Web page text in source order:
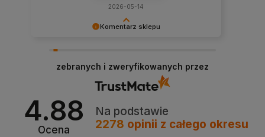
Komentarz sklepu
jakość naszych usług. Mamy nadzieję, że już
teraz sprostaliśmy Twoim wymaganiom i wrócisz
do nas ponownie.
2026-05-14
zebranych i zweryfikowanych przez
4.88
Ocena
Na podstawie
2278 opinii z całego okresu